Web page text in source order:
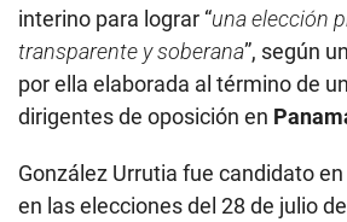
interino para lograr “una elección
transparente y soberana”, según
por ella elaborada al término de
dirigentes de oposición en
González Urrutia fue candidato
en las elecciones del 28 de julio